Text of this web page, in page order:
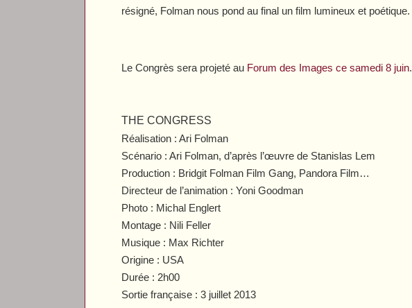
résigné, Folman nous pond au final un film lumineux et poétique.
Le Congrès sera projeté au Forum des Images ce samedi 8 juin.
THE CONGRESS
Réalisation : Ari Folman
Scénario : Ari Folman, d’après l’œuvre de Stanislas Lem
Production : Bridgit Folman Film Gang, Pandora Film…
Directeur de l’animation : Yoni Goodman
Photo : Michal Englert
Montage : Nili Feller
Musique : Max Richter
Origine : USA
Durée : 2h00
Sortie française : 3 juillet 2013